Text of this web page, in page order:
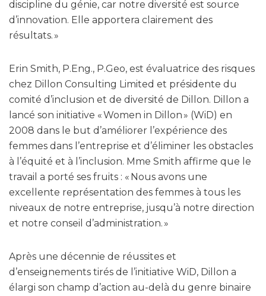
discipline du génie, car notre diversité est source
d’innovation. Elle apportera clairement des
résultats. »
Erin Smith, P.Eng., P.Geo, est évaluatrice des risques
chez Dillon Consulting Limited et présidente du
comité d’inclusion et de diversité de Dillon. Dillon a
lancé son initiative « Women in Dillon » (WiD) en
2008 dans le but d’améliorer l’expérience des
femmes dans l’entreprise et d’éliminer les obstacles
à l’équité et à l’inclusion. Mme Smith affirme que le
travail a porté ses fruits : « Nous avons une
excellente représentation des femmes à tous les
niveaux de notre entreprise, jusqu’à notre direction
et notre conseil d’administration. »
Après une décennie de réussites et
d’enseignements tirés de l’initiative WiD, Dillon a
élargi son champ d’action au-delà du genre binaire